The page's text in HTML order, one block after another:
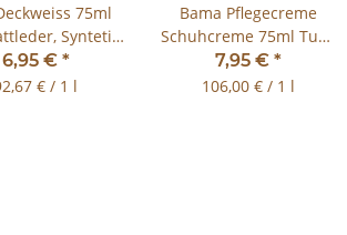
75ml
Syntetic
Super White
6,95 € *
€ / 1 l
Bama Pflegecreme
Schuhcreme 75ml Tube
Dunkelblau
7,95 € *
106,00 € / 1 l